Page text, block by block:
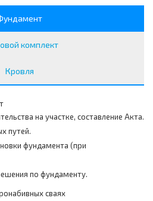
комплект
Кровля
на участке, составление Акта.
путей.
фундамента (при
по фундаменту.
сваях